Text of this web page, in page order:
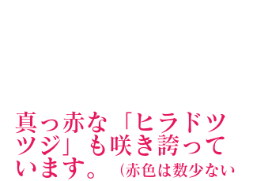
真っ赤な「ヒラドツ
ツジ」も咲き誇って
います。
（赤色は数少ない